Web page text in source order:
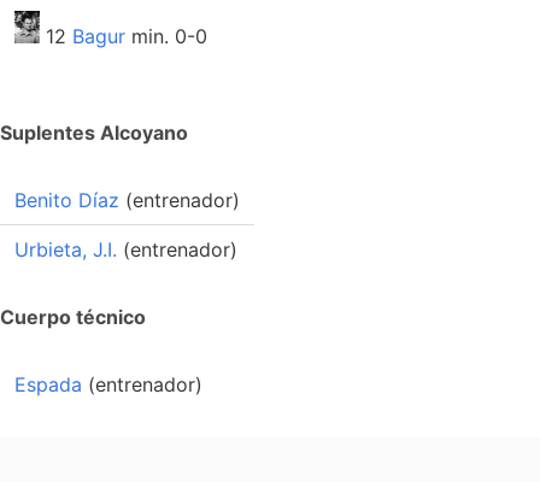
12 Bagur min. 0-0
Suplentes Alcoyano
Benito Díaz (entrenador)
Urbieta, J.I. (entrenador)
Cuerpo técnico
Espada (entrenador)